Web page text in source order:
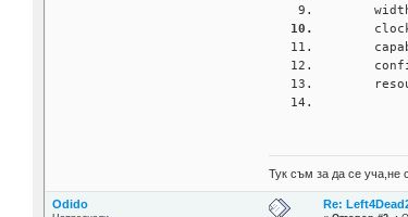
clock:
Тук съм за да се уча,не
Odido Re: